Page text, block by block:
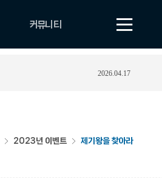
커뮤니티
2026.04.17
2023년 이벤트 제기왕을 찾아라